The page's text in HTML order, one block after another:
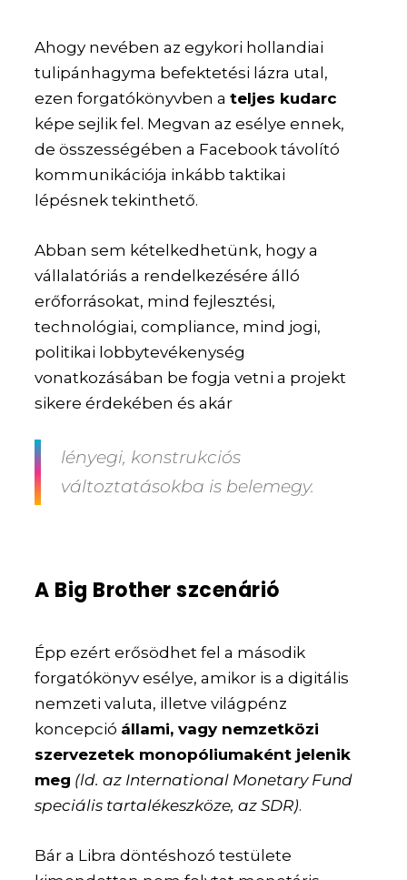
Ahogy nevében az egykori hollandiai
tulipánhagyma befektetési lázra utal,
ezen forgatókönyvben ateljes kudarc
képe sejlik fel. Megvan az esélye ennek,
de összességében a Facebook távolító
kommunikációja inkább taktikai
lépésnek tekinthető.
Abban sem kételkedhetünk, hogy a
vállalatóriás a rendelkezésére álló
erőforrásokat, mind fejlesztési,
technológiai, compliance, mind jogi,
politikai lobbytevékenység
vonatkozásában be fogja vetni a projekt
sikere érdekében és akár
lényegi, konstrukciós
változtatásokba is belemegy.
A Big Brother szcenárió
Épp ezért erősödhet fel a második
forgatókönyv esélye, amikor is a digitális
nemzeti valuta, illetve világpénz
koncepció állami, vagy nemzetközi
szervezetek monopóliumaként jelenik
meg (ld. az International Monetary Fund
speciális tartalékeszköze, az SDR).
Bár a Libra döntéshozó testülete